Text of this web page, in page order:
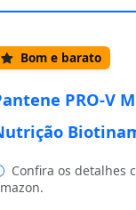
Bom e barato
PRO-V
Confira os detalhes